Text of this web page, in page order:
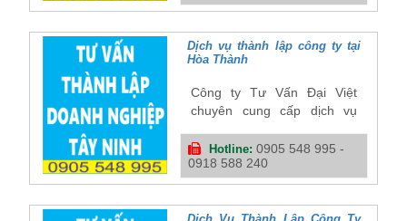
lòng liên hệ chúng tôi để
đủ trước khi khởi nghiệp
nhé.
Dịch vụ thành lập công ty tại
Hòa Thành
Công ty Tư Vấn Đại Việt
chuyên cung cấp dịch vụ
Thành, Tây Ninh. Với kinh
nghiệm lâu năm trong lĩnh
vực làm giấy phép thành lập
Hotline: 0905 548 995 -
0918 588 240